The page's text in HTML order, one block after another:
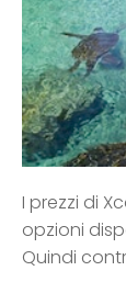
I prezzi di
opzioni
Quindi